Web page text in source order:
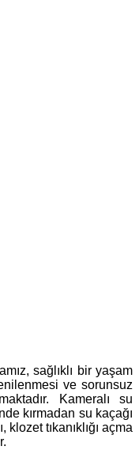
sağlıklı bir yaşam
ve sorunsuz
Kameralı su
kırmadan su kaçağı
klozet tıkanıklığı açma